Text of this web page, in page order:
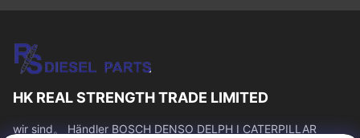
HK REAL STRENGTH TRADE LIMITED
wir sind。 Händler BOSCH DENSO DELPH I CATERPILLAR